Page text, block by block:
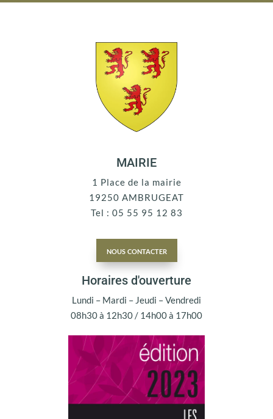
MAIRIE
1 Place de la mairie
19250 AMBRUGEAT
Tel : 05 55 95 12 83
nous contacter
Horaires d'ouverture
Lundi – Mardi – Jeudi – Vendredi
08h30 à 12h30 / 14h00 à 17h00